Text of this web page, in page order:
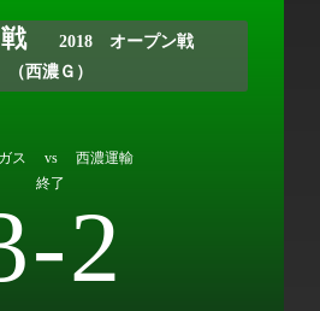
2018 オープン戦
（西濃Ｇ）
ガス vs 西濃運輸
終了
2